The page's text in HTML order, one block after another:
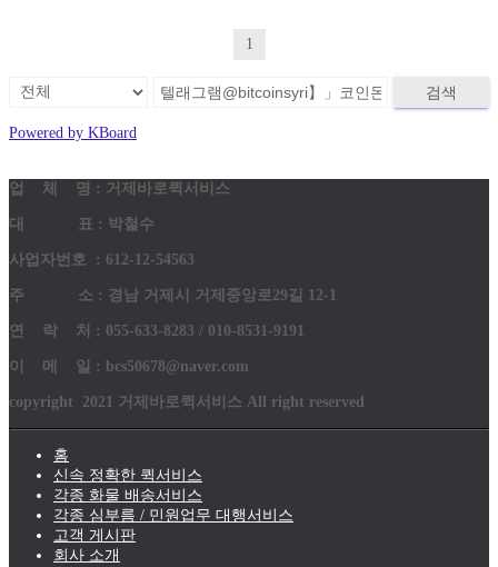
1
검색
Powered by KBoard
업 체 명 : 거제바로퀵서비스
대 표 : 박철수
사업자번호 : 612-12-54563
주 소 : 경남 거제시 거제중앙로29길 12-1
연 락 처 : 055-633-8283 / 010-8531-9191
이 메 일 : bcs50678@naver.com
copyright 2021 거제바로퀵서비스 All right reserved
홈
신속 정확한 퀵서비스
각종 화물 배송서비스
각종 심부름 / 민원업무 대행서비스
고객 게시판
회사 소개